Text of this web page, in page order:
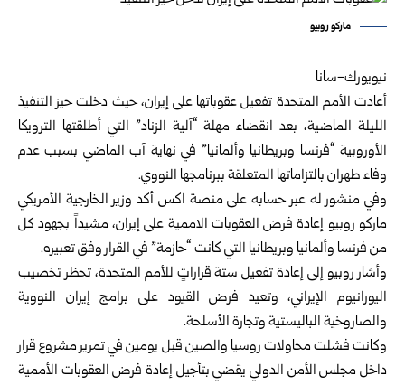
ماركو روبيو
نيويورك-سانا
أعادت الأمم المتحدة تفعيل عقوباتها على إيران، حيث دخلت حيز التنفيذ
الليلة الماضية، بعد انقضاء مهلة “آلية الزناد” التي أطلقتها الترويكا
الأوروبية “فرنسا وبريطانيا وألمانيا” في نهاية آب الماضي بسبب عدم
وفاء طهران بالتزاماتها المتعلقة ببرنامجها النووي.
وفي منشور له عبر حسابه على منصة اكس أكد وزير الخارجية الأمريكي
ماركو روبيو إعادة فرض العقوبات الاممية على إيران، مشيداً بجهود كل
من فرنسا وألمانيا وبريطانيا التي كانت “حازمة” في القرار وفق تعبيره.
وأشار روبيو إلى إعادة تفعيل ستة قراراتٍ للأمم المتحدة، تحظر تخصيب
اليورانيوم الإيراني، وتعيد فرض القيود على برامج إيران النووية
والصاروخية الباليستية وتجارة الأسلحة.
وكانت فشلت محاولات روسيا والصين قبل يومين في تمرير مشروع قرار
داخل مجلس الأمن الدولي يقضي بتأجيل إعادة فرض العقوبات الأممية